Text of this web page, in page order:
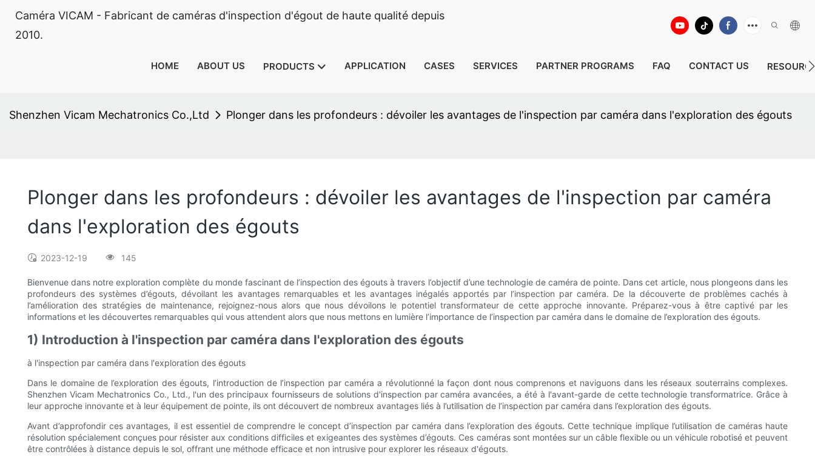
Caméra VICAM - Fabricant de caméras d'inspection d'égout de haute qualité depuis
2010.
HOME ABOUT US PRODUCTS APPLICATION CASES SERVICES PARTNER PROGRAMS FAQ CONTACT US
Shenzhen Vicam Mechatronics Co.,Ltd Plonger dans les profondeurs : dévoiler les avantages de l'inspection par caméra dans l'exploration des égouts
Plonger dans les profondeurs : dévoiler les avantages de l'inspection par caméra
dans l'exploration des égouts
2023-12-19 145
Bienvenue dans notre exploration complète du monde fascinant de l’inspection des égouts à travers l’objectif d’une technologie de caméra de pointe. Dans cet article, nous plongeons dans les
profondeurs des systèmes d’égouts, dévoilant les avantages remarquables et les avantages inégalés apportés par l’inspection par caméra. De la découverte de problèmes cachés à
l’amélioration des stratégies de maintenance, rejoignez-nous alors que nous dévoilons le potentiel transformateur de cette approche innovante. Préparez-vous à être captivé par les
informations et les découvertes remarquables qui vous attendent alors que nous mettons en lumière l’importance de l’inspection par caméra dans le domaine de l’exploration des égouts.
1) Introduction à l'inspection par caméra dans l'exploration des égouts
à l'inspection par caméra dans l'exploration des égouts
Dans le domaine de l’exploration des égouts, l’introduction de l’inspection par caméra a révolutionné la façon dont nous comprenons et naviguons dans les réseaux souterrains complexes.
Shenzhen Vicam Mechatronics Co., Ltd., l'un des principaux fournisseurs de solutions d'inspection par caméra avancées, a été à l'avant-garde de cette technologie transformatrice. Grâce à
leur approche innovante et à leur équipement de pointe, ils ont découvert de nombreux avantages liés à l’utilisation de l’inspection par caméra dans l’exploration des égouts.
Avant d’approfondir ces avantages, il est essentiel de comprendre le concept d’inspection par caméra dans l’exploration des égouts. Cette technique implique l’utilisation de caméras haute
résolution spécialement conçues pour résister aux conditions difficiles et exigeantes des systèmes d’égouts. Ces caméras sont montées sur un câble flexible ou un véhicule robotisé et peuvent
être contrôlées à distance depuis le sol, offrant une méthode efficace et non intrusive pour explorer les réseaux d'égouts.